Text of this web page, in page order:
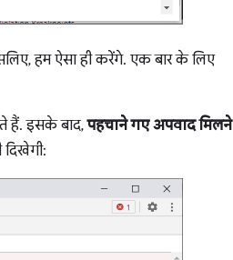
हम ऐसा ही करेंगे. एक बार के लिए
हैं. इसके बाद,पहचाने गए अपवाद मिलने